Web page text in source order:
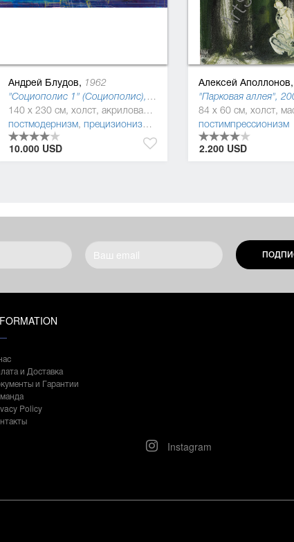
Андрей Блудов, 1962
"Социополис 1" (Социополис), 2017
140 x 230 см, холст, акриловая краска
постмодернизм, прецизионизм (пресижинизм) ,поп-арт
10.000 USD
Алексей Аполлонов,
"Парковая аллея",
постимпрессионизм
2.200 USD
и Доставка
и Гарантии
Policy
Instagram